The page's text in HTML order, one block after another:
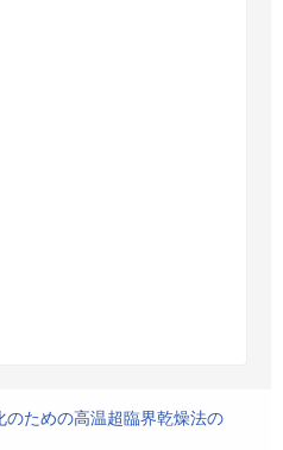
ための高温超臨界乾燥法の